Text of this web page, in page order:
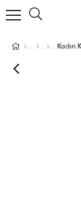
ÜYEKadın